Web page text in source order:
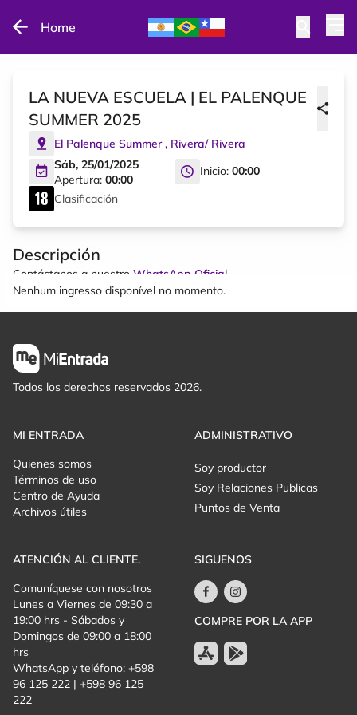
Home
LA NUEVA ESCUELA | EL PALENQUE
SUMMER 2025
El Palenque Summer, Rivera/ Rivera
Sáb, 25/01/2025
Apertura: 00:00
Inicio: 00:00
Clasificación
Descripción
Contáctanos a nuestro WhatsApp Oficial
Nenhum ingresso disponível no momento.
Todos los derechos reservados 2026.
MI ENTRADA
Quienes somos
Términos de uso
Centro de Ayuda
Archivos útiles
ADMINISTRATIVO
Soy productor
Soy Relaciones Publicas
Puntos de Venta
ATENCIÓN AL CLIENTE.
Comuníquese con nosotros
Lunes a Viernes de 09:30 a
19:00 hrs - Sábados y
Domingos de 09:00 a 18:00
hrs
WhatsApp y teléfono: +598
96 125 222 | +598 96 125
222
SIGUENOS
COMPRE POR LA APP